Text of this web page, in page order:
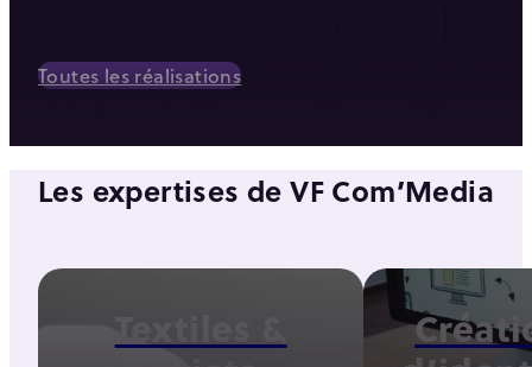
Toutes les réalisations
Les expertises de VF Com’Media